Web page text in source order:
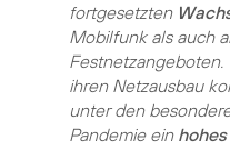
fortgesetzten
Mobilfunk als auch
ihren Netzausbau
unter den
Pandemie ein